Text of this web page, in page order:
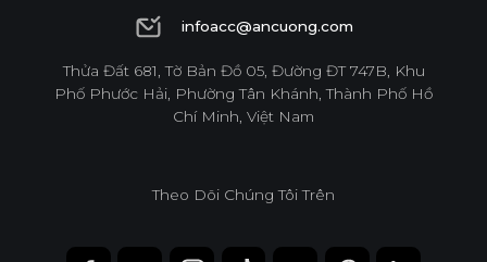
1900 6944
infoacc@ancuong.com
infoacc@ancuong.com
Thửa Đất 681, Tờ Bản Đồ 05, Đường ĐT 747B, Khu
Phố Phước Hải, Phường Tân Khánh, Thành Phố Hồ
Chí Minh, Việt Nam
Theo Dõi Chúng Tôi Trên